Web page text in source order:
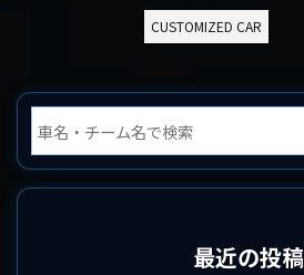
CUSTOMIZED CAR
最近の投稿